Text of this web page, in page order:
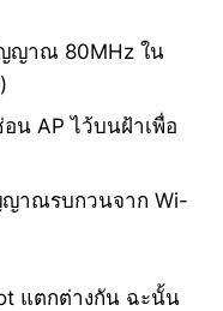
ญาณ 80MHz ใน
น AP ไว้บนฝ้าเพื่อ
าณรบกวนจาก Wi-
แตกต่างกัน ฉะนั้น